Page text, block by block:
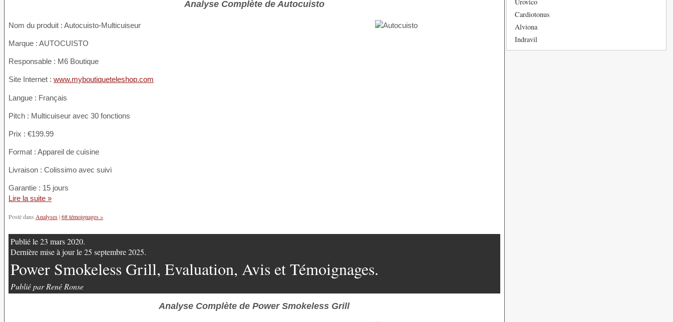
Analyse Complète de Autocuisto
Nom du produit : Autocuisto-Multicuiseur
Marque : AUTOCUISTO
Responsable : M6 Boutique
Site Internet : www.myboutiqueteleshop.com
Langue : Français
Pitch : Multicuiseur avec 30 fonctions
Prix : €199.99
Format : Appareil de cuisine
Livraison : Colissimo avec suivi
Garantie : 15 jours
Lire la suite »
Posté dans Analyses|68 témoignages »
Publié le 23 mars 2020.
Dernière mise à jour le 25 septembre 2025.
Power Smokeless Grill, Evaluation, Avis et Témoignages.
Publié par René Ronse
Analyse Complète de Power Smokeless Grill
Cardiotonus
Alviona
Indravil